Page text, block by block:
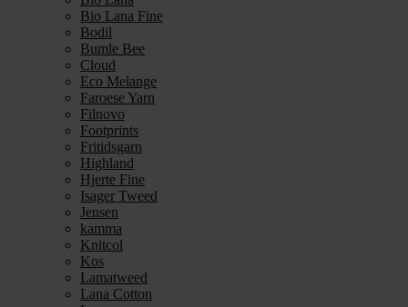
Bio Lana Fine
Bodil
Bumle Bee
Cloud
Eco Melange
Faroese Yarn
Filnovo
Footprints
Fritidsgarn
Highland
Hjerte Fine
Isager Tweed
Jensen
kamma
Knitcol
Kos
Lamatweed
Lana Cotton